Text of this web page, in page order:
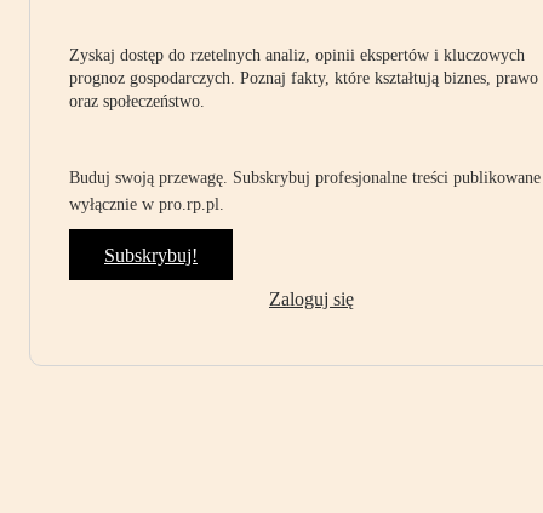
Zyskaj dostęp do rzetelnych analiz, opinii ekspertów i kluczowych
prognoz gospodarczych. Poznaj fakty, które kształtują biznes, prawo
oraz społeczeństwo.
Buduj swoją przewagę. Subskrybuj profesjonalne treści publikowane
wyłącznie w pro.rp.pl.
Subskrybuj!
Zaloguj się